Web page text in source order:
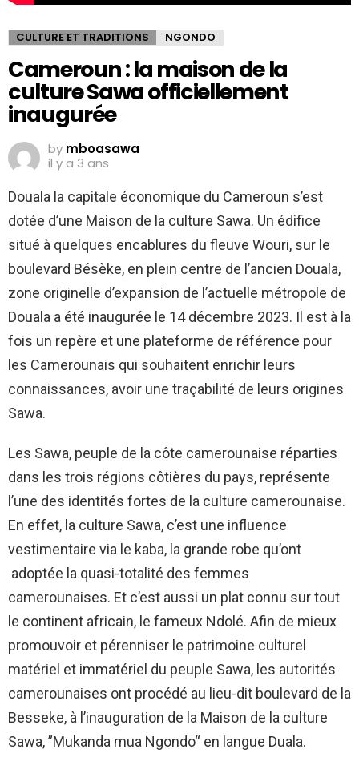
CULTURE ET TRADITIONS NGONDO
Cameroun : la maison de la
culture Sawa officiellement
inaugurée
by mboasawa
il y a 3 ans
Douala la capitale économique du Cameroun s’est
dotée d’une Maison de la culture Sawa. Un édifice
situé à quelques encablures du fleuve Wouri, sur le
boulevard Bésèke, en plein centre de l’ancien Douala,
zone originelle d’expansion de l’actuelle métropole de
Douala a été inaugurée le 14 décembre 2023. Il est à la
fois un repère et une plateforme de référence pour
les Camerounais qui souhaitent enrichir leurs
connaissances, avoir une traçabilité de leurs origines
Sawa.
Les Sawa, peuple de la côte camerounaise réparties
dans les trois régions côtières du pays, représente
l’une des identités fortes de la culture camerounaise.
En effet, la culture Sawa, c’est une influence
vestimentaire via le kaba, la grande robe qu’ont
adoptée la quasi-totalité des femmes
camerounaises. Et c’est aussi un plat connu sur tout
le continent africain, le fameux Ndolé. Afin de mieux
promouvoir et pérenniser le patrimoine culturel
matériel et immatériel du peuple Sawa, les autorités
camerounaises ont procédé au lieu-dit boulevard de la
Besseke, à l’inauguration de la Maison de la culture
Sawa, ”Mukanda mua Ngondo“ en langue Duala.